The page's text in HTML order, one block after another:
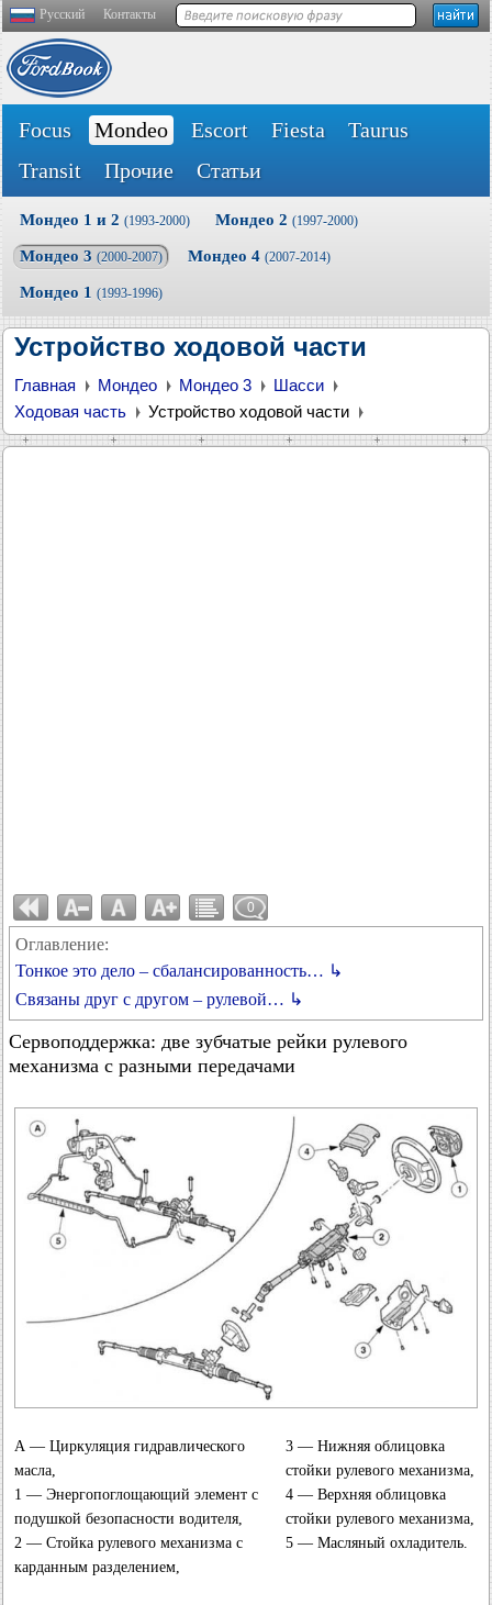
Русский Контакты
Focus Mondeo Escort Fiesta
Taurus
Transit
Прочие Статьи
Мондео 1 и 2 (1993-2000) Мондео 2 (1997-2000)
Мондео 3 (2000-2007) Мондео 4 (2007-2014)
Мондео 1 (1993-1996)
Устройство ходовой части
Главная Мондео Мондео 3
Шасси
Ходовая часть
Устройство ходовой части
0
Оглавление:
Тонкое это дело – сбалансированность… ↳
Связаны друг с другом – рулевой… ↳
Сервоподдержка: две зубчатые рейки рулевого
механизма с разными передачами
А — Циркуляция гидравлического
масла,
1 — Энергопоглощающий элемент с
подушкой безопасности водителя,
2 — Стойка рулевого механизма с
карданным разделением,
3 — Нижняя облицовка
стойки рулевого механизма,
4 — Верхняя облицовка
стойки рулевого механизма,
5 — Масляный охладитель.